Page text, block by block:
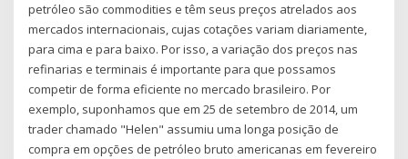
petróleo são commodities e têm seus preços atrelados aos
mercados internacionais, cujas cotações variam diariamente,
para cima e para baixo. Por isso, a variação dos preços nas
refinarias e terminais é importante para que possamos
competir de forma eficiente no mercado brasileiro. Por
exemplo, suponhamos que em 25 de setembro de 2014, um
trader chamado "Helen" assumiu uma longa posição de
compra em opções de petróleo bruto americanas em fevereiro